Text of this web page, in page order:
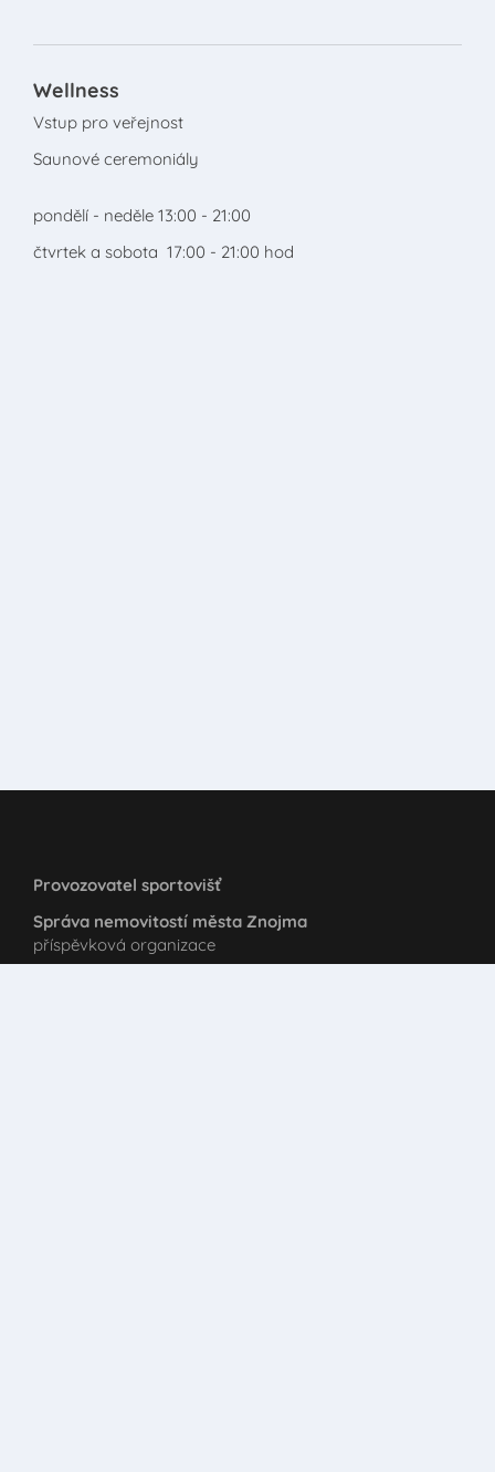
Wellness
Vstup pro veřejnost
Saunové ceremoniály
pondělí - neděle 13:00 - 21:00
čtvrtek a sobota 17:00 - 21:00 hod
Provozovatel sportovišť
Správa nemovitostí města Znojma
příspěvková organizace